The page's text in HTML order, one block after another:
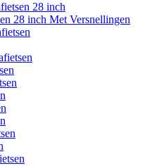
28 inch
28 inch Met Versnellingen